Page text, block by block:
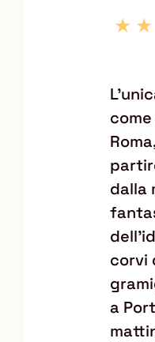
dalla
corvi
a